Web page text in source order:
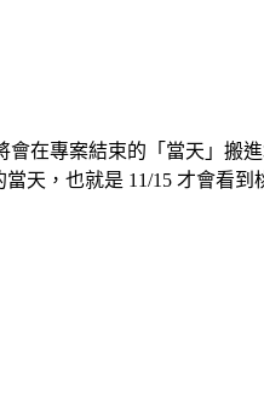
在專案結束的「當天」搬
天，也就是 11/15 才會看到